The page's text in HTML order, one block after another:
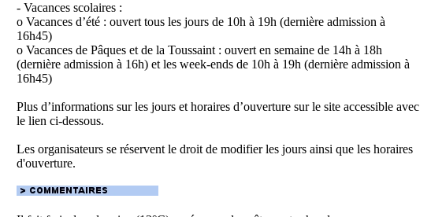
- Vacances scolaires :
o Vacances d’été : ouvert tous les jours de 10h à 19h (dernière admission à
16h45)
o Vacances de Pâques et de la Toussaint : ouvert en semaine de 14h à 18h
(dernière admission à 16h) et les week-ends de 10h à 19h (dernière admission à
16h45)
Plus d’informations sur les jours et horaires d’ouverture sur le site accessible avec
le lien ci-dessous.
Les organisateurs se réservent le droit de modifier les jours ainsi que les horaires
d'ouverture.